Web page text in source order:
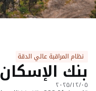
نظام المراقبة عالي الدقة
بنك الإسكان
٠٥‏/١٢‏/٢٠٢٥